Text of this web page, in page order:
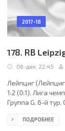
2017-18
178. RB
06-дек, 22:45
Лейпциг
1:2 (0:1). Лига
Группа G. 6-й
42558 зрителей
ПОДРОБНЕЕ